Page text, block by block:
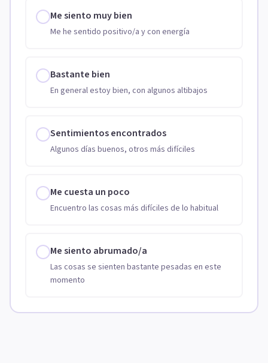
Me siento muy bien
Me he sentido positivo/a y con energía
Bastante bien
En general estoy bien, con algunos altibajos
Sentimientos encontrados
Algunos días buenos, otros más difíciles
Me cuesta un poco
Encuentro las cosas más difíciles de lo habitual
Me siento abrumado/a
Las cosas se sienten bastante pesadas en este
momento